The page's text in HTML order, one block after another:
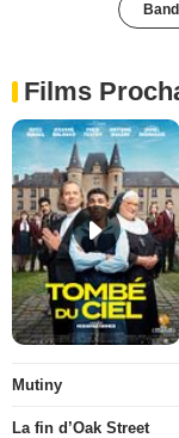
Films
Mutiny
La fin d’Oak Street